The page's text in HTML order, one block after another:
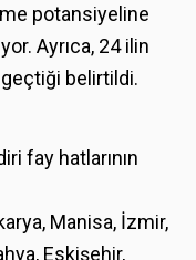
potansiyeline
Ayrıca, 24 ilin
belirtildi.
fay hatlarının
Manisa, İzmir,
Eskişehir,